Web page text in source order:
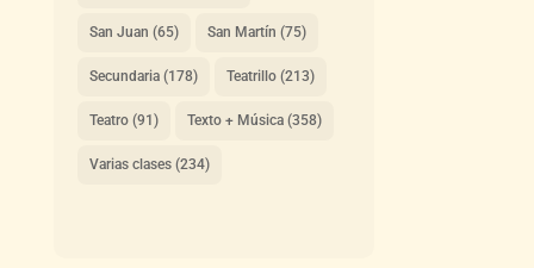
San Juan (65) San Martín (75)
Secundaria(178) Teatrillo(213)
Teatro(91) Texto + Música(358)
Varias clases(234)